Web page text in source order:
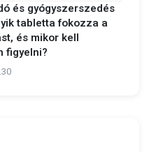
és gyógyszerszedés
tabletta fokozza a
és mikor kell
figyelni?